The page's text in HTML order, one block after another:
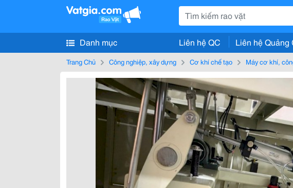
Danh mục Liên hệ QC Liên hệ Quảng
Trang Chủ Công nghiệp, xây dựng Cơ khí chế tạo Máy cơ khí,